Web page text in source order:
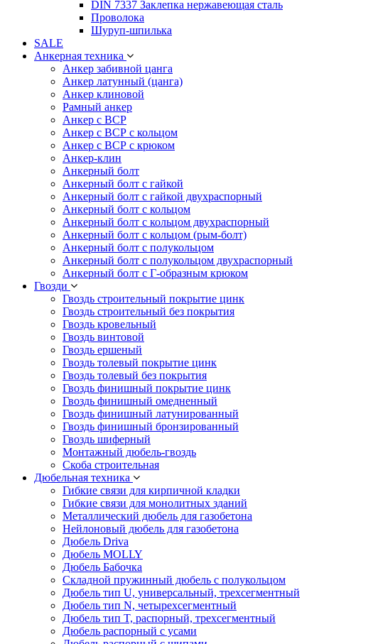
DIN 7337 Заклепка нержавеющая сталь
Проволока
Шуруп-шпилька
SALE
Анкерная техника
Анкер забивной цанга
Анкер латунный (цанга)
Анкер клиновой
Рамный анкер
Анкер с ВСР
Анкер с ВСР с кольцом
Анкер с ВСР с крюком
Анкер-клин
Анкерный болт
Анкерный болт с гайкой
Анкерный болт с гайкой двухраспорный
Анкерный болт с кольцом
Анкерный болт с кольцом двухраспорный
Анкерный болт с кольцом (рым-болт)
Анкерный болт с полукольцом
Анкерный болт с полукольцом двухраспорный
Анкерный болт с Г-образным крюком
Гвозди
Гвоздь строительный покрытие цинк
Гвоздь строительный без покрытия
Гвоздь кровельный
Гвоздь винтовой
Гвоздь ершеный
Гвоздь толевый покрытие цинк
Гвоздь толевый без покрытия
Гвоздь финишный покрытие цинк
Гвоздь финишный омедненный
Гвоздь финишный латунированный
Гвоздь финишный бронзированный
Гвоздь шиферный
Монтажный дюбель-гвоздь
Скоба строительная
Дюбельная техника
Гибкие связи для кирпичной кладки
Гибкие связи для монолитных зданий
Металлический дюбель для газобетона
Нейлоновый дюбель для газобетона
Дюбель Driva
Дюбель MOLLY
Дюбель Бабочка
Складной пружинный дюбель с полукольцом
Дюбель тип U, универсальный, трехсегментный
Дюбель тип N, четырехсегментный
Дюбель тип T, распорный, трехсегментный
Дюбель распорный с усами